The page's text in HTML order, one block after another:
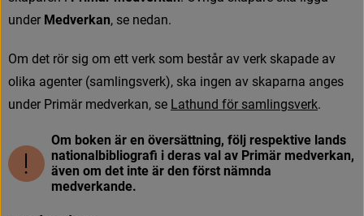
under Medverkan, se nedan.
Om det rör sig om ett verk som består av verk skapade av
olika agenter (samlingsverk), ska ingen av skaparna anges
under Primär medverkan, se Lathund för samlingsverk.
Om boken är en översättning, följ respektive lands
nationalbibliografi i deras val av Primär medverkan,
även om det inte är den först nämnda
medverkande.